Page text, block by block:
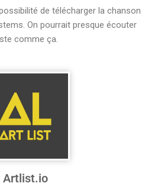
de télécharger la chanson
On pourrait presque écouter
comme ça.
Artlist.io